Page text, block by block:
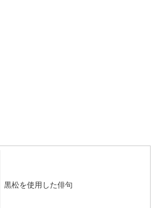
黒松を使用した俳句